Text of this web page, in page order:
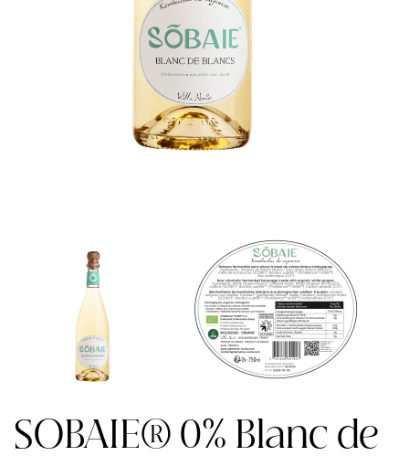
SOBAIE® 0% Blanc de